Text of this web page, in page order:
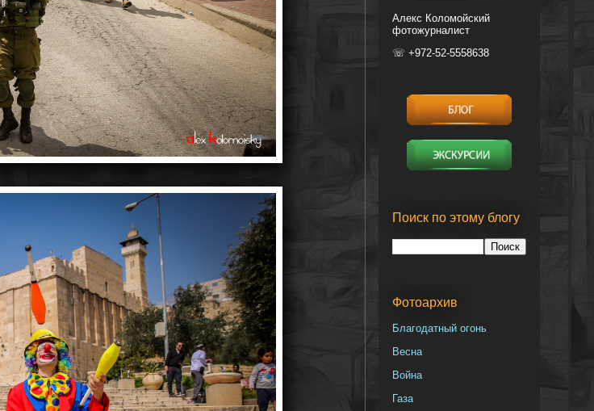
Алекс Коломойский
фотожурналист
☏ +972-52-5558638
Поиск по этому блогу
Фотоархив
Благодатный огонь
Весна
Война
Газа